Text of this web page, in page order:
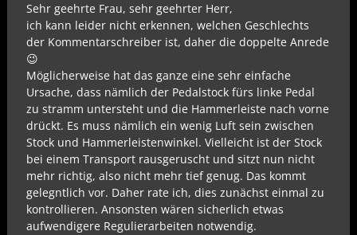
Sehr geehrte Frau, sehr geehrter Herr,
ich kann leider nicht erkennen, welchen Geschlechts
der Kommentarschreiber ist, daher die doppelte Anrede
😉
Möglicherweise hat das ganze eine sehr einfache
Ursache, dass nämlich der Pedalstock fürs linke Pedal
zu stramm untersteht und die Hammerleiste nach vorne
drückt. Es muss nämlich ein wenig Luft sein zwischen
Stock und Hammerleistenwinkel. Vielleicht ist der Stock
bei einem Transport rausgeruscht und sitzt nun nicht
mehr richtig, also nicht mehr tief genug. Das kommt
gelegntlich vor. Daher rate ich, dies zunächst einmal zu
kontrollieren. Ansonsten wären sicherlich etwas
aufwendigere Regulierarbeiten notwendig.